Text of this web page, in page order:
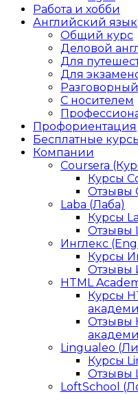
Работа и хобби
Английский язык
Общий курс
Деловой
Для
Для
Разговорный
С носителем
Профориентация
Бесплатные
Компании
Coursera
Курсы
Отзывы
Laba (Лаба)
Курсы
Отзывы
Инглекс
Курсы
Отзывы
HTML
Курсы
Отзывы
Lingualeo
Курсы
Отзывы
LoftSchool